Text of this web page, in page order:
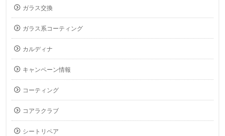
ガラス交換
ガラス系コーティング
カルディナ
キャンペーン情報
コーティング
コアラクラブ
シートリペア